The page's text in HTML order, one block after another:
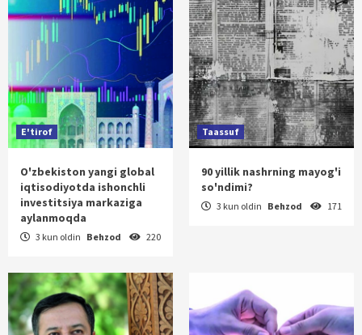
E'tirof
O'zbekiston yangi global
iqtisodiyotda ishonchli
investitsiya markaziga
aylanmoqda
3 kun oldin Behzod 220
Taassuf
90 yillik nashrning mayog'i
so'ndimi?
3 kun oldin Behzod 171